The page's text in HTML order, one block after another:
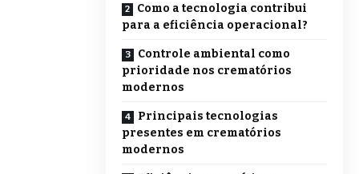
Como a tecnologia contribui
para a eficiência operacional?
Controle ambiental como
prioridade nos crematórios
modernos
Principais tecnologias
presentes em crematórios
modernos